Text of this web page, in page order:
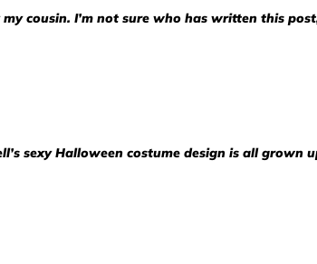
cousin. I’m not sure who has written this
sexy Halloween costume design is all grown